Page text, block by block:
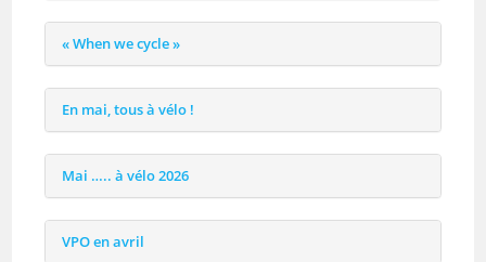
« When we cycle »
En mai, tous à vélo !
Mai ….. à vélo 2026
VPO en avril